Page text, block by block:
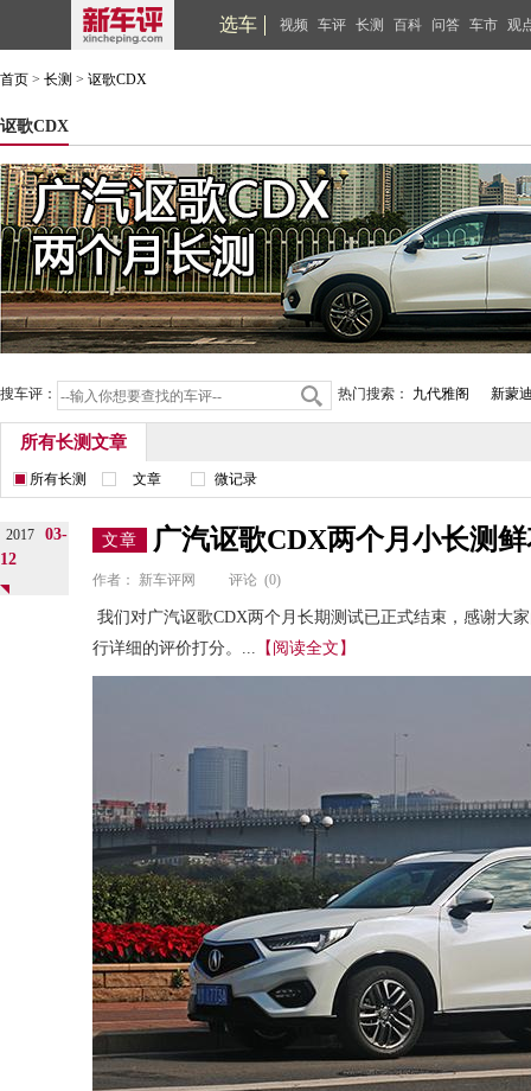
选车 视频 车评 长测 百科 问答 车市 观
首页 > 长测 > 讴歌CDX
讴歌CDX
搜车评： 热门搜索： 九代雅阁 新蒙
所有长测文章
所有长测 文章 微记录
2017
03-
12
文章 广汽讴歌CDX两个月小长测
作者： 新车评网 评论 (0)
我们对广汽讴歌CDX两个月长期测试已正式结束，感谢大
行详细的评价打分。... 【阅读全文】